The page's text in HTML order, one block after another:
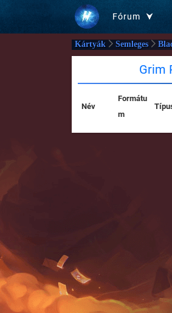
Fórum
Kártyák Semleges
Grim
Név
Formátu
m